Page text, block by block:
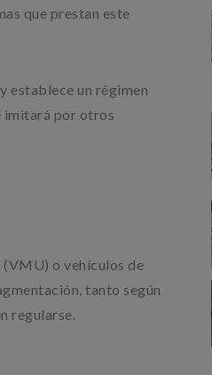
que prestan este
establece un régimen
imitará por otros
o vehículos de
tanto según
regularse.